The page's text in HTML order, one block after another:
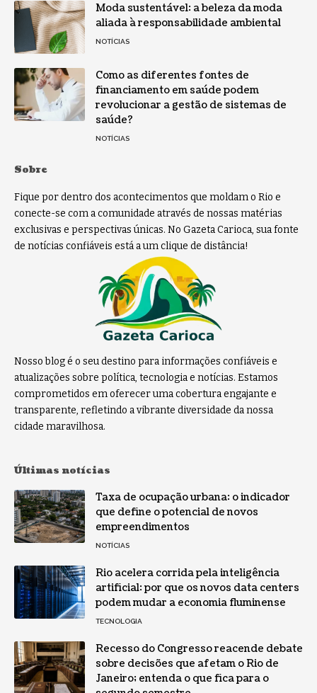
Moda sustentável: a beleza da moda
aliada à responsabilidade ambiental
NOTÍCIAS
Como as diferentes fontes de
financiamento em saúde podem
revolucionar a gestão de sistemas de
saúde?
NOTÍCIAS
Sobre
Fique por dentro dos acontecimentos que moldam o Rio e
conecte-se com a comunidade através de nossas matérias
exclusivas e perspectivas únicas. No Gazeta Carioca, sua fonte
de notícias confiáveis está a um clique de distância!
Nosso blog é o seu destino para informações confiáveis e
atualizações sobre política, tecnologia e notícias. Estamos
comprometidos em oferecer uma cobertura engajante e
transparente, refletindo a vibrante diversidade da nossa
cidade maravilhosa.
Últimas notícias
Taxa de ocupação urbana: o indicador
que define o potencial de novos
empreendimentos
NOTÍCIAS
Rio acelera corrida pela inteligência
artificial: por que os novos data centers
podem mudar a economia fluminense
TECNOLOGIA
Recesso do Congresso reacende debate
sobre decisões que afetam o Rio de
Janeiro; entenda o que fica para o